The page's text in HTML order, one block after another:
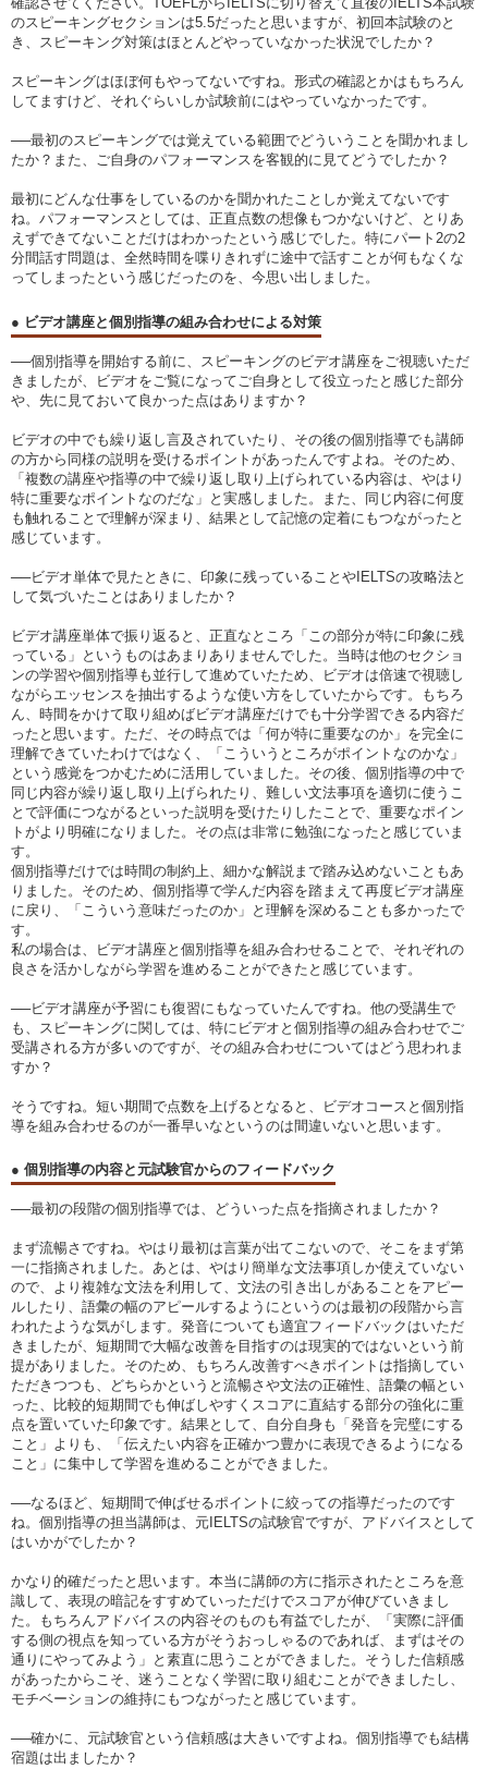
のスピーキングセクションは5.5だったと思いますが、初回本試験のと
き、スピーキング対策はほとんどやっていなかった状況でしたか？
スピーキングはほぼ何もやってないですね。形式の確認とかはもちろん
してますけど、それぐらいしか試験前にはやっていなかったです。
──最初のスピーキングでは覚えている範囲でどういうことを聞かれまし
たか？また、ご自身のパフォーマンスを客観的に見てどうでしたか？
最初にどんな仕事をしているのかを聞かれたことしか覚えてないです
ね。パフォーマンスとしては、正直点数の想像もつかないけど、とりあ
えずできてないことだけはわかったという感じでした。特にパート2の2
分間話す問題は、全然時間を喋りきれずに途中で話すことが何もなくな
ってしまったという感じだったのを、今思い出しました。
● ビデオ講座と個別指導の組み合わせによる対策
──個別指導を開始する前に、スピーキングのビデオ講座をご視聴いただ
きましたが、ビデオをご覧になってご自身として役立ったと感じた部分
や、先に見ておいて良かった点はありますか？
ビデオの中でも繰り返し言及されていたり、その後の個別指導でも講師
の方から同様の説明を受けるポイントがあったんですよね。そのため、
「複数の講座や指導の中で繰り返し取り上げられている内容は、やはり
特に重要なポイントなのだな」と実感しました。また、同じ内容に何度
も触れることで理解が深まり、結果として記憶の定着にもつながったと
感じています。
──ビデオ単体で見たときに、印象に残っていることやIELTSの攻略法と
して気づいたことはありましたか？
ビデオ講座単体で振り返ると、正直なところ「この部分が特に印象に残
っている」というものはあまりありませんでした。当時は他のセクショ
ンの学習や個別指導も並行して進めていたため、ビデオは倍速で視聴し
ながらエッセンスを抽出するような使い方をしていたからです。もちろ
ん、時間をかけて取り組めばビデオ講座だけでも十分学習できる内容だ
ったと思います。ただ、その時点では「何が特に重要なのか」を完全に
理解できていたわけではなく、「こういうところがポイントなのかな」
という感覚をつかむために活用していました。その後、個別指導の中で
同じ内容が繰り返し取り上げられたり、難しい文法事項を適切に使うこ
とで評価につながるといった説明を受けたりしたことで、重要なポイン
トがより明確になりました。その点は非常に勉強になったと感じていま
す。
個別指導だけでは時間の制約上、細かな解説まで踏み込めないこともあ
りました。そのため、個別指導で学んだ内容を踏まえて再度ビデオ講座
に戻り、「こういう意味だったのか」と理解を深めることも多かったで
す。
私の場合は、ビデオ講座と個別指導を組み合わせることで、それぞれの
良さを活かしながら学習を進めることができたと感じています。
──ビデオ講座が予習にも復習にもなっていたんですね。他の受講生で
も、スピーキングに関しては、特にビデオと個別指導の組み合わせでご
受講される方が多いのですが、その組み合わせについてはどう思われま
すか？
そうですね。短い期間で点数を上げるとなると、ビデオコースと個別指
導を組み合わせるのが一番早いなというのは間違いないと思います。
● 個別指導の内容と元試験官からのフィードバック
──最初の段階の個別指導では、どういった点を指摘されましたか？
まず流暢さですね。やはり最初は言葉が出てこないので、そこをまず第
一に指摘されました。あとは、やはり簡単な文法事項しか使えていない
ので、より複雑な文法を利用して、文法の引き出しがあることをアピー
ルしたり、語彙の幅のアピールするようにというのは最初の段階から言
われたような気がします。発音についても適宜フィードバックはいただ
きましたが、短期間で大幅な改善を目指すのは現実的ではないという前
提がありました。そのため、もちろん改善すべきポイントは指摘してい
ただきつつも、どちらかというと流暢さや文法の正確性、語彙の幅とい
った、比較的短期間でも伸ばしやすくスコアに直結する部分の強化に重
点を置いていた印象です。結果として、自分自身も「発音を完璧にする
こと」よりも、「伝えたい内容を正確かつ豊かに表現できるようになる
こと」に集中して学習を進めることができました。
──なるほど、短期間で伸ばせるポイントに絞っての指導だったのです
ね。個別指導の担当講師は、元IELTSの試験官ですが、アドバイスとして
はいかがでしたか？
かなり的確だったと思います。本当に講師の方に指示されたところを意
識して、表現の暗記をすすめていっただけでスコアが伸びていきまし
た。もちろんアドバイスの内容そのものも有益でしたが、「実際に評価
する側の視点を知っている方がそうおっしゃるのであれば、まずはその
通りにやってみよう」と素直に思うことができました。そうした信頼感
があったからこそ、迷うことなく学習に取り組むことができましたし、
モチベーションの維持にもつながったと感じています。
──確かに、元試験官という信頼感は大きいですよね。個別指導でも結構
宿題は出ましたか？